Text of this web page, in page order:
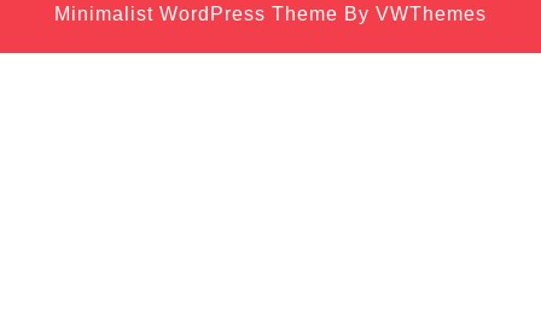
Minimalist WordPress Theme By VWThemes